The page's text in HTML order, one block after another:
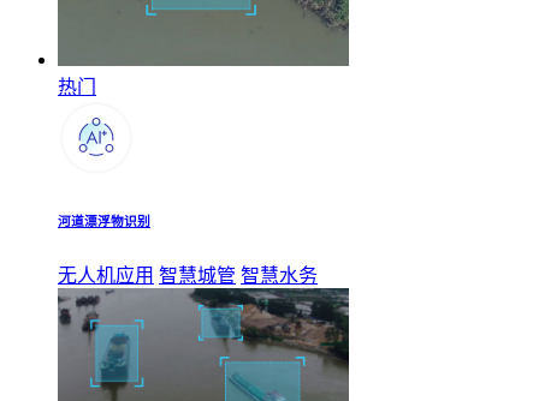
热门
河道漂浮物识别
无人机应用 智慧城管 智慧水务